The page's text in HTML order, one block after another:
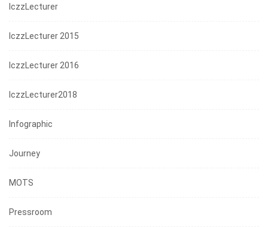
IczzLecturer
IczzLecturer 2015
IczzLecturer 2016
IczzLecturer2018
Infographic
Journey
MOTS
Pressroom